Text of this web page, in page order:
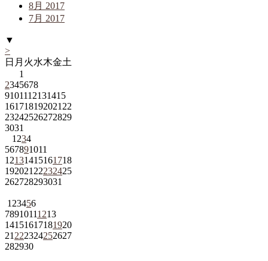
8月 2017
7月 2017
▼
>
日 月 火水木金土
1
2345678
9101112131415
161718192021 22
23242526272829
3031
1 234
567891011
12131415161718
192021 22232425
262728293031
1 23456
78910111213
14151617181920
21 222324252627
282930